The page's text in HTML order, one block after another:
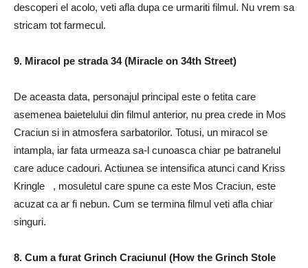
descoperi el acolo, veti afla dupa ce urmariti filmul. Nu vrem sa
stricam tot farmecul.
9. Miracol pe strada 34 (Miracle on 34th Street)
De aceasta data, personajul principal este o fetita care
asemenea baietelului din filmul anterior, nu prea crede in Mos
Craciun si in atmosfera sarbatorilor. Totusi, un miracol se
intampla, iar fata urmeaza sa-l cunoasca chiar pe batranelul
care aduce cadouri. Actiunea se intensifica atunci cand Kriss
Kringle , mosuletul care spune ca este Mos Craciun, este
acuzat ca ar fi nebun. Cum se termina filmul veti afla chiar
singuri.
8. Cum a furat Grinch Craciunul (How the Grinch Stole